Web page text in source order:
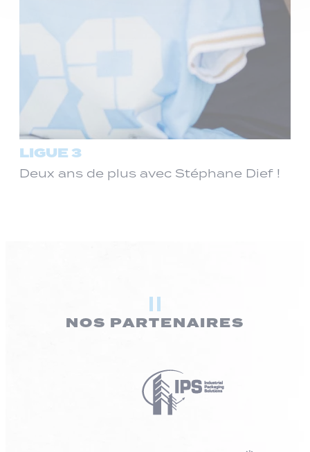
LIGUE 3
Deux ans de plus avec Stéphane Dief !
NOS PARTENAIRES